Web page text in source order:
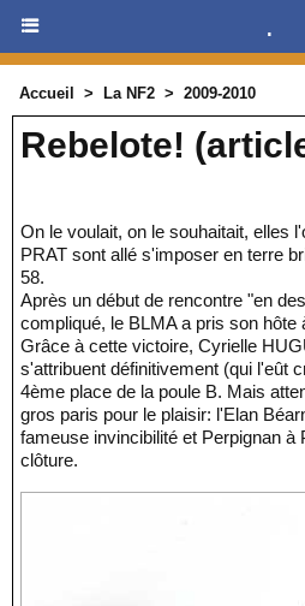
.
Accueil > La NF2 > 2009-2010
Rebelote!
On le voulait, on le souhaitait, elles l'ont fait: les Espoirs de Guy
PRAT sont allé s'imposer en terre
58.
Après un début de rencontre "en
compliqué, le BLMA a pris son hôte
Grâce à cette victoire, Cyrielle
s'attribuent définitivement (qui l'eût
4ème place de la poule B. Mais
gros paris pour le plaisir: l'Elan
fameuse invincibilité et Perpignan à
clôture.